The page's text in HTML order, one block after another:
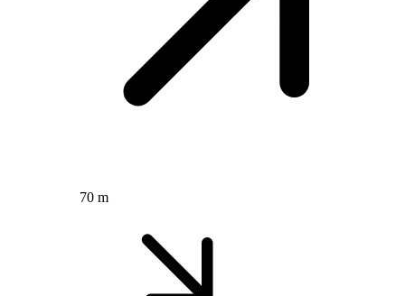
70 m